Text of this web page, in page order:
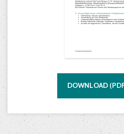
DOWNLOAD (